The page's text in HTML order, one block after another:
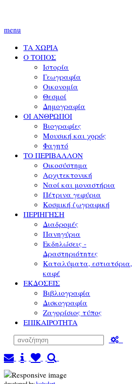
menu
ΤΑ ΧΩΡΙΑ
Ο ΤΟΠΟΣ
Ιστορία
Γεωγραφία
Οικονομία
Θεσμοί
Δημογραφία
ΟΙ ΑΝΘΡΩΠΟΙ
Βιογραφίες
Μουσική και χορός
Φαγητό
ΤΟ ΠΕΡΙΒΑΛΛΟΝ
Οικοσύστημα
Αρχιτεκτονική
Ναοί και μοναστήρια
Πέτρινα γεφύρια
Κοσμική ζωγραφική
ΠΕΡΙΗΓΗΣΗ
Διαδρομές
Πανηγύρια
Εκδηλώσεις -
Δραστηριότητες
Καταλύματα, εστιατόρια,
καφέ
ΕΚΔΟΣΕΙΣ
Βιβλιογραφία
Δισκογραφία
Ζαγορίσιος τύπος
ΕΠΙΚΑΙΡΟΤΗΤΑ